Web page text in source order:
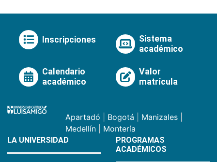
Inscripciones
Sistema
académico
Calendario
académico
Valor
matrícula
Apartadó Bogotá Manizales
Medellín
Montería
LA UNIVERSIDAD
PROGRAMAS
ACADÉMICOS